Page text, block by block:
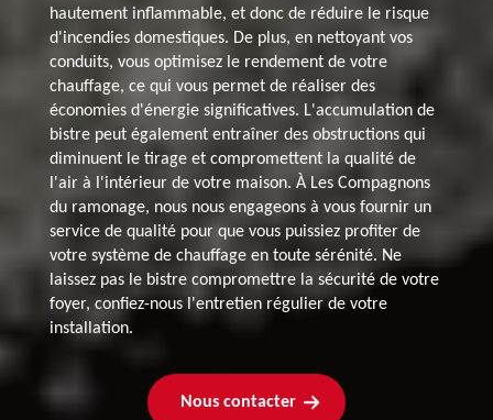
hautement inflammable, et donc de réduire le risque
d'incendies domestiques. De plus, en nettoyant vos
conduits, vous optimisez le rendement de votre
chauffage, ce qui vous permet de réaliser des
économies d'énergie significatives. L'accumulation de
bistre peut également entraîner des obstructions qui
diminuent le tirage et compromettent la qualité de
l'air à l'intérieur de votre maison. À Les Compagnons
du ramonage, nous nous engageons à vous fournir un
service de qualité pour que vous puissiez profiter de
votre système de chauffage en toute sérénité. Ne
laissez pas le bistre compromettre la sécurité de votre
foyer, confiez-nous l'entretien régulier de votre
installation.
Nous contacter